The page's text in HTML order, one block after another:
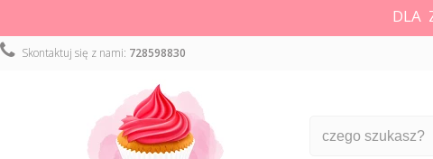
DLA
Skontaktuj się z nami: 728598830